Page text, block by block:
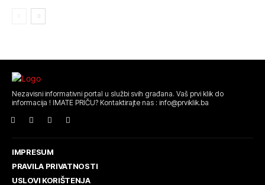
Nezavisni informativni portal u službi svih građana. Vaš prvi klik do
informacija ! IMATE PRIČU? Kontaktirajte nas : info@prviklik.ba
IMPRESUM
PRAVILA PRIVATNOSTI
USLOVI KORIŠTENJA